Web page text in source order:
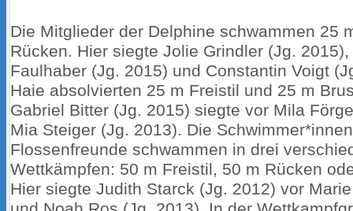
Die Mitglieder der Delphine schwammen 25
Rücken. Hier siegte Jolie Grindler (Jg.
Faulhaber (Jg. 2015) und Constantin Voigt
Haie absolvierten 25 m Freistil und 25 m
Gabriel Bitter (Jg. 2015) siegte vor Mila
Mia Steiger (Jg. 2013). Die
Flossenfreunde schwammen in drei
Wettkämpfen: 50 m Freistil, 50 m Rücken
Hier siegte Judith Starck (Jg. 2012) vor